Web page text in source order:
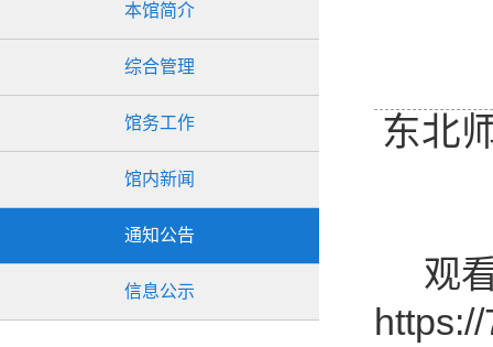
本馆简介
综合管理
馆务工作
馆内新闻
通知公告
信息公示
东北
观看